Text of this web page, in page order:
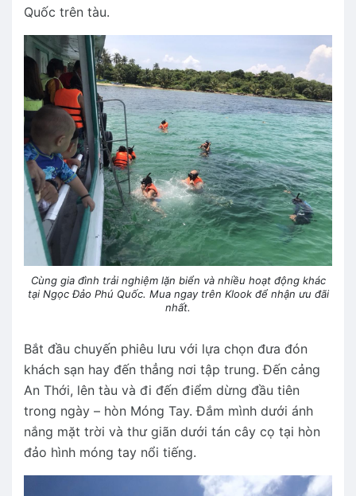
Quốc trên tàu.
Cùng gia đình trải nghiệm lặn biển và nhiều hoạt động khác
tại Ngọc Đảo Phú Quốc. Mua ngay trên Klook để nhận ưu đãi
nhất.
Bắt đầu chuyến phiêu lưu với lựa chọn đưa đón
khách sạn hay đến thẳng nơi tập trung. Đến cảng
An Thới, lên tàu và đi đến điểm dừng đầu tiên
trong ngày – hòn Móng Tay. Đắm mình dưới ánh
nắng mặt trời và thư giãn dưới tán cây cọ tại hòn
đảo hình móng tay nổi tiếng.